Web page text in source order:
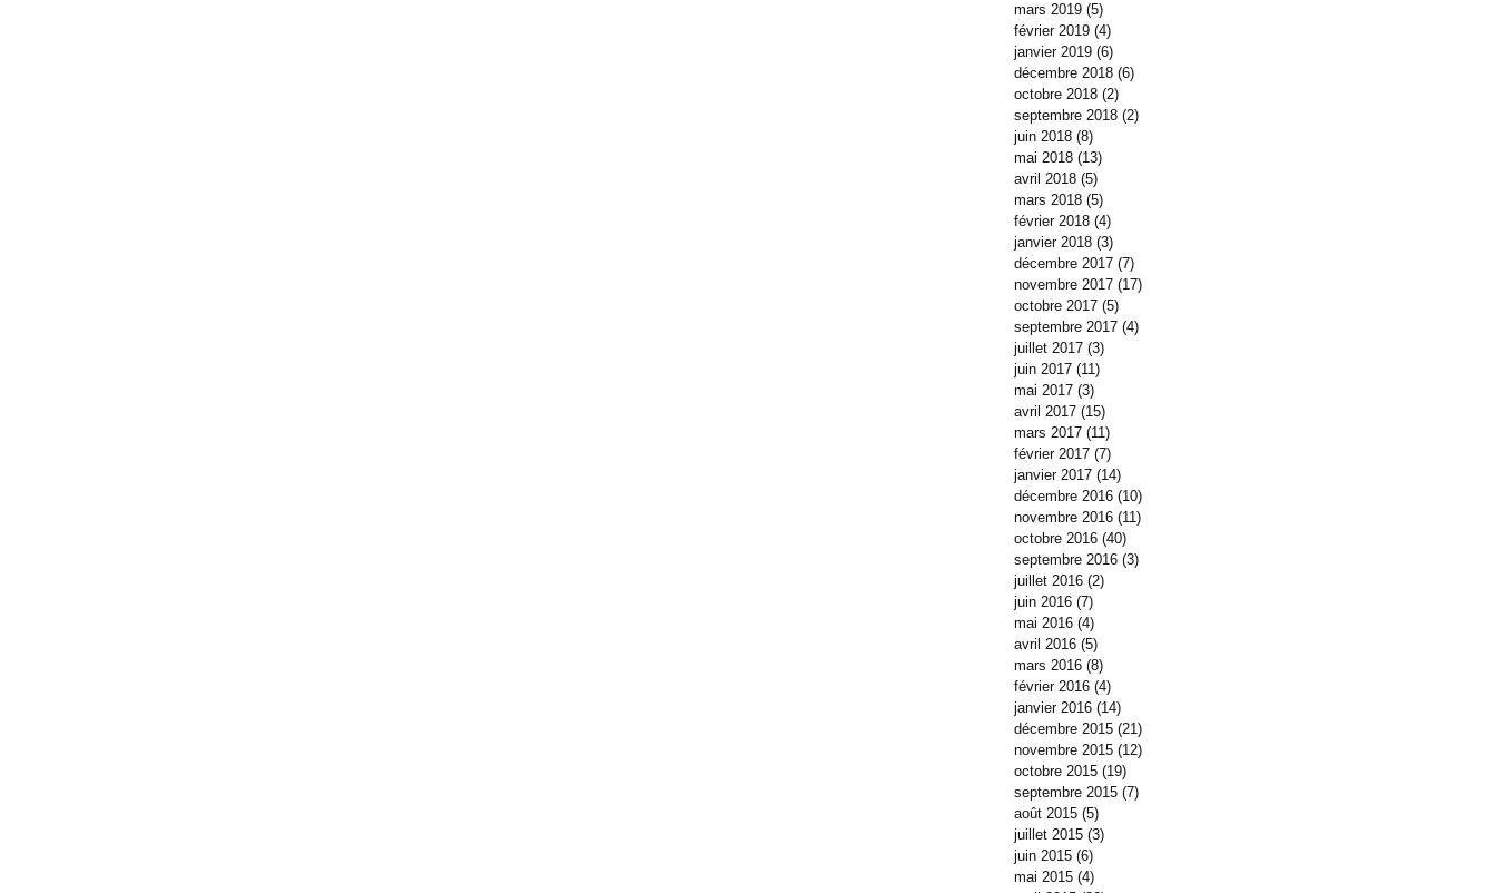
mars 2019 (5)
février 2019 (4)
janvier 2019 (6)
décembre 2018 (6)
octobre 2018 (2)
septembre 2018 (2)
juin 2018 (8)
mai 2018 (13)
avril 2018 (5)
mars 2018 (5)
février 2018 (4)
janvier 2018 (3)
décembre 2017 (7)
novembre 2017 (17)
octobre 2017 (5)
septembre 2017 (4)
juillet 2017 (3)
juin 2017 (11)
mai 2017 (3)
avril 2017 (15)
mars 2017 (11)
février 2017 (7)
janvier 2017 (14)
décembre 2016 (10)
novembre 2016 (11)
octobre 2016 (40)
septembre 2016 (3)
juillet 2016 (2)
juin 2016 (7)
mai 2016 (4)
avril 2016 (5)
mars 2016 (8)
février 2016 (4)
janvier 2016 (14)
décembre 2015 (21)
novembre 2015 (12)
octobre 2015 (19)
septembre 2015 (7)
août 2015 (5)
juillet 2015 (3)
juin 2015 (6)
mai 2015 (4)